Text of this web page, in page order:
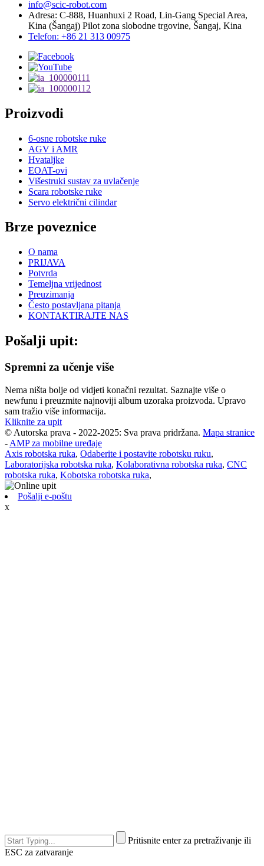
info@scic-robot.com
Adresa: C-888, Huanhuxi 2 Road, Lin-Gang Special Area,
Kina (Šangaj) Pilot zona slobodne trgovine, Šangaj, Kina
Telefon: +86 21 313 00975
Proizvodi
6-osne robotske ruke
AGV i AMR
Hvataljke
EOAT-ovi
Višestruki sustav za uvlačenje
Scara robotske ruke
Servo električni cilindar
Brze poveznice
O nama
PRIJAVA
Potvrda
Temeljna vrijednost
Preuzimanja
Često postavljana pitanja
KONTAKTIRAJTE NAS
Pošalji upit:
Spremni za učenje više
Nema ništa bolje od vidjeti konačni rezultat. Saznajte više o
newfunu i preuzmite najnoviji album uzoraka proizvoda. Upravo
sam tražio više informacija.
Kliknite za upit
© Autorska prava - 2022-2025: Sva prava pridržana. Mapa stranice
- AMP za mobilne uređaje
Axis robotska ruka, Odaberite i postavite robotsku ruku,
Laboratorijska robotska ruka, Kolaborativna robotska ruka, CNC
robotska ruka, Kobotska robotska ruka,
Pošalji e-poštu
x
Pritisnite enter za pretraživanje ili
ESC za zatvaranje